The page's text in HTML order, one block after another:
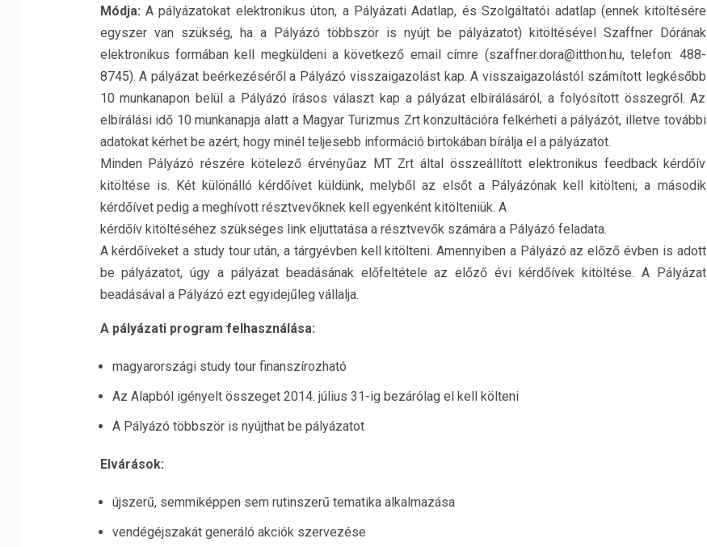
Módja: A pályázatokat elektronikus úton, a Pályázati Adatlap, és Szolgáltatói adatlap (ennek kitöltésére
egyszer van szükség, ha a Pályázó többször is nyújt be pályázatot) kitöltésével Szaffner Dórának
elektronikus formában kell megküldeni a következő email címre (szaffner.dora@itthon.hu, telefon: 488-
8745). A pályázat beérkezéséről a Pályázó visszaigazolást kap. A visszaigazolástól számított legkésőbb
10 munkanapon belül a Pályázó írásos választ kap a pályázat elbírálásáról, a folyósított összegről. Az
elbírálási idő 10 munkanapja alatt a Magyar Turizmus Zrt konzultációra felkérheti a pályázót, illetve további
adatokat kérhet be azért, hogy minél teljesebb információ birtokában bírálja el a pályázatot.
Minden Pályázó részére kötelező érvényűaz MT Zrt által összeállított elektronikus feedback kérdőív
kitöltése is. Két különálló kérdőívet küldünk, melyből az elsőt a Pályázónak kell kitölteni, a második
kérdőívet pedig a meghívott résztvevőknek kell egyenként kitölteniük. A
kérdőív kitöltéséhez szükséges link eljuttatása a résztvevők számára a Pályázó feladata.
A kérdőíveket a study tour után, a tárgyévben kell kitölteni. Amennyiben a Pályázó az előző évben is adott
be pályázatot, úgy a pályázat beadásának előfeltétele az előző évi kérdőívek kitöltése. A Pályázat
beadásával a Pályázó ezt egyidejűleg vállalja.
A pályázati program felhasználása:
magyarországi study tour finanszírozható
Az Alapból igényelt összeget 2014. július 31-ig bezárólag el kell költeni
A Pályázó többször is nyújthat be pályázatot
Elvárások:
újszerű, semmiképpen sem rutinszerű tematika alkalmazása
vendégéjszakát generáló akciók szervezése